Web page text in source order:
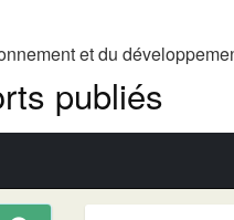
et du
publiés